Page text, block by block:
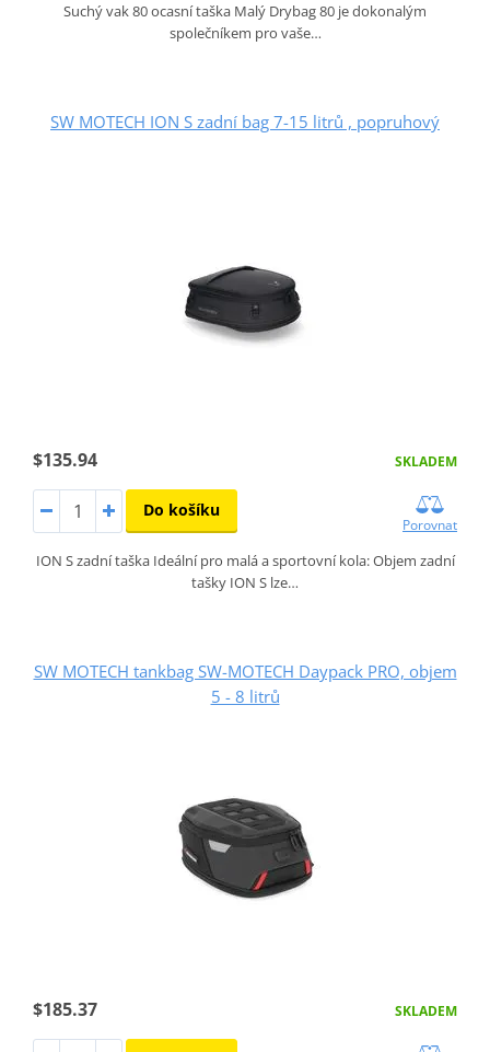
Suchý vak 80 ocasní taška Malý Drybag 80 je dokonalým
společníkem pro vaše…
SW MOTECH ION S zadní bag 7-15 litrů , popruhový
$135.94 SKLADEM
Do košíku
Porovnat
ION S zadní taška Ideální pro malá a sportovní kola: Objem zadní
tašky ION S lze…
SW MOTECH tankbag SW-MOTECH Daypack PRO, objem
5 - 8 litrů
$185.37 SKLADEM